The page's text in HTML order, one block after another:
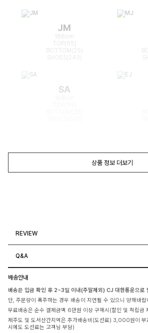
JM
166cm
TOP(55)
BOTTOM(25)
SA
상품 정보 더보기
REVIEW
Q&A
배송안내
배송은 입금 확인 후 2~3일 이내(주말제외) CJ 대한통운으로
단, 주문량이 폭주하는 경우 배송이 지연될 수 있으니 양해바랍
무료배송은 순수 결제금액 6만원 이상 구매시(할인 및 적립금
제주도 및 도서산간지역은 추가배송비(도선료) 3,000원이 부
시에도 도선료는 고객님 부담)